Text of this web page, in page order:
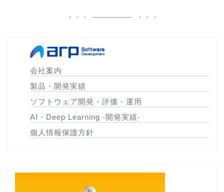
会社案内
製品・開発実績
ソフトウェア開発・評価・運用
AI・Deep Learning -開発実績-
個人情報保護方針